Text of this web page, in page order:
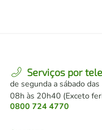
Serviços por
de segunda a sábado das
08h às 20h40 (Exceto
0800 724 4770